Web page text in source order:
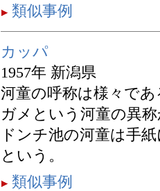
類似事例
カッパ
1957年 新潟県
河童の呼称は様々で
ガメという河童の異
ドンチ池の河童は手
という。
類似事例